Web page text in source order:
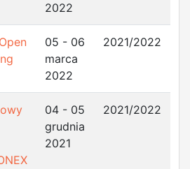
2022
05 - 06
marca
2022
2021/2022
04 - 05
grudnia
2021
2021/2022